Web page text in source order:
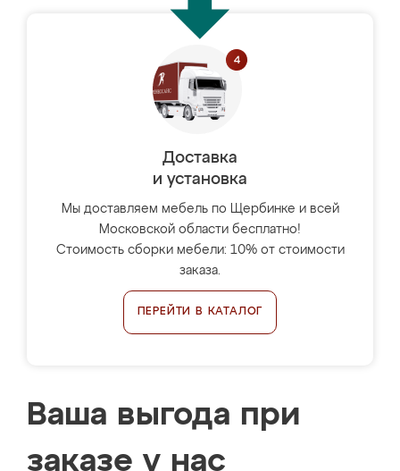
Доставка
и установка
Мы доставляем мебель по Щербинке и всей
Московской области бесплатно!
Стоимость сборки мебели: 10% от стоимости
заказа.
ПЕРЕЙТИ В КАТАЛОГ
Ваша выгода при
заказе у нас